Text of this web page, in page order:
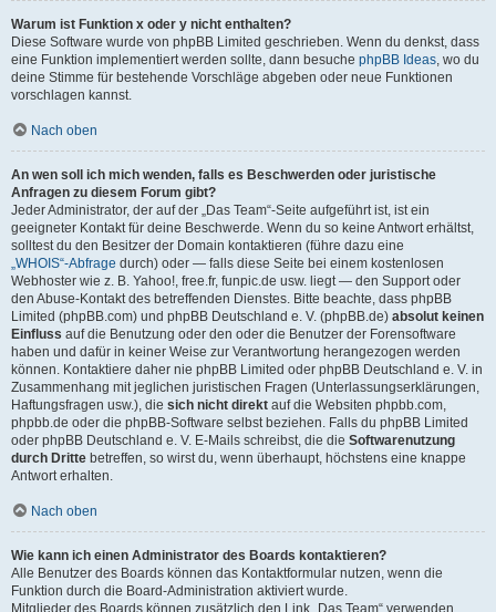
Warum ist Funktion x oder y nicht enthalten?
Diese Software wurde von phpBB Limited geschrieben. Wenn du denkst, dass
eine Funktion implementiert werden sollte, dann besuche phpBB Ideas, wo du
deine Stimme für bestehende Vorschläge abgeben oder neue Funktionen
vorschlagen kannst.
Nach oben
An wen soll ich mich wenden, falls es Beschwerden oder juristische
Anfragen zu diesem Forum gibt?
Jeder Administrator, der auf der „Das Team“-Seite aufgeführt ist, ist ein
geeigneter Kontakt für deine Beschwerde. Wenn du so keine Antwort erhältst,
solltest du den Besitzer der Domain kontaktieren (führe dazu eine
„WHOIS“-Abfrage durch) oder — falls diese Seite bei einem kostenlosen
Webhoster wie z. B. Yahoo!, free.fr, funpic.de usw. liegt — den Support oder
den Abuse-Kontakt des betreffenden Dienstes. Bitte beachte, dass phpBB
Limited (phpBB.com) und phpBB Deutschland e. V. (phpBB.de) absolut keinen
Einfluss auf die Benutzung oder den oder die Benutzer der Forensoftware
haben und dafür in keiner Weise zur Verantwortung herangezogen werden
können. Kontaktiere daher nie phpBB Limited oder phpBB Deutschland e. V. in
Zusammenhang mit jeglichen juristischen Fragen (Unterlassungserklärungen,
Haftungsfragen usw.), die sich nicht direkt auf die Websiten phpbb.com,
phpbb.de oder die phpBB-Software selbst beziehen. Falls du phpBB Limited
oder phpBB Deutschland e. V. E-Mails schreibst, die die Softwarenutzung
durch Dritte betreffen, so wirst du, wenn überhaupt, höchstens eine knappe
Antwort erhalten.
Nach oben
Wie kann ich einen Administrator des Boards kontaktieren?
Alle Benutzer des Boards können das Kontaktformular nutzen, wenn die
Funktion durch die Board-Administration aktiviert wurde.
Mitglieder des Boards können zusätzlich den Link „Das Team“ verwenden.